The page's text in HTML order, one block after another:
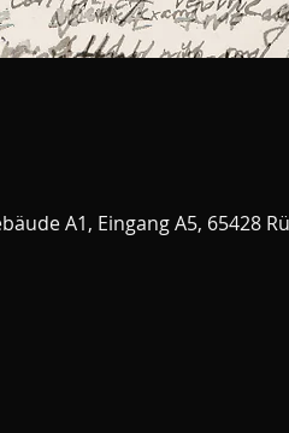
A1, Eingang A5, 65428